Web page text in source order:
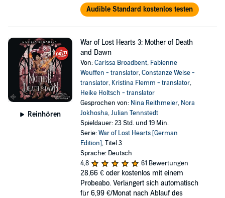
Audible Standard kostenlos testen
Reinhören
War of Lost Hearts 3: Mother of Death
and Dawn
Von:Carissa Broadbent, Fabienne
Weuffen - translator,Constanze Weise -
translator, Kristina Flemm - translator,
Heike Holtsch - translator
Gesprochen von: Nina Reithmeier, Nora
Jokhosha,Julian Tennstedt
Spieldauer: 23 Std. und 19 Min.
Serie:War of Lost Hearts [German
Edition], Titel 3
Sprache: Deutsch
4,8
61 Bewertungen
28,66 € oder kostenlos mit einem
Probeabo. Verlängert sich automatisch
für 6,99 €/Monat nach Ablauf des